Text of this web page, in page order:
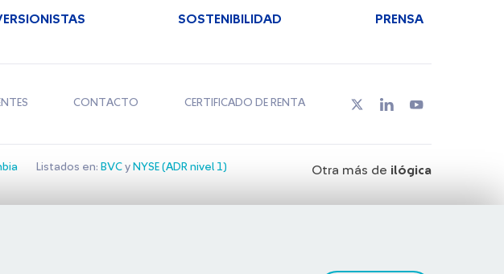
SOSTENIBILIDAD PRENSA
CONTACTO CERTIFICADO DE RENTA
Listados en: BVCy NYSE (ADR nivel 1) Otra más de ilógica